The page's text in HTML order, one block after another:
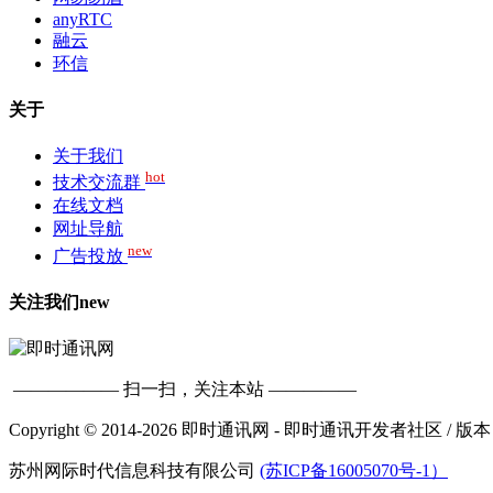
anyRTC
融云
环信
关于
关于我们
技术交流群 hot
在线文档
网址导航
广告投放 new
关注我们new
—————— 扫一扫，关注本站 —————
Copyright © 2014-2026 即时通讯网 - 即时通讯开发者社区 / 版
苏州网际时代信息科技有限公司 (苏ICP备16005070号-1）